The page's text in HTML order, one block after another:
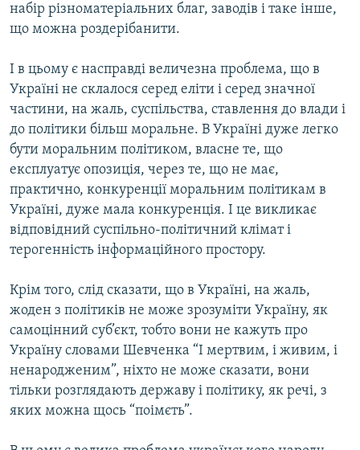
набір різноматеріальних благ, заводів і таке інше,
що можна роздерібанити.
І в цьому є насправді величезна проблема, що в
Україні не склалося серед еліти і серед значної
частини, на жаль, суспільства, ставлення до влади і
до політики більш моральне. В Україні дуже легко
бути моральним політиком, власне те, що
експлуатує опозиція, через те, що не має,
практично, конкуренції моральним політикам в
Україні, дуже мала конкуренція. І це викликає
відповідний суспільно-політичний клімат і
терогенність інформаційного простору.
Крім того, слід сказати, що в Україні, на жаль,
жоден з політиків не може зрозуміти Україну, як
самоцінний суб’єкт, тобто вони не кажуть про
Україну словами Шевченка “І мертвим, і живим, і
ненародженим”, ніхто не може сказати, вони
тільки розглядають державу і політику, як речі, з
яких можна щось “поімєть”.